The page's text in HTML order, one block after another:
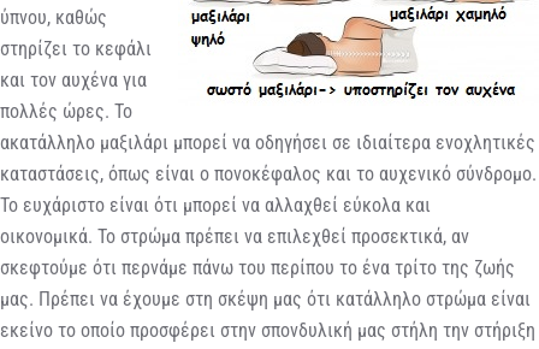
ύπνου, καθώς
στηρίζει το κεφάλι
και τον αυχένα για
πολλές ώρες. Το
ακατάλληλο μαξιλάρι μπορεί να οδηγήσει σε ιδιαίτερα ενοχλητικές
καταστάσεις, όπως είναι ο πονοκέφαλος και το αυχενικό σύνδρομο.
Το ευχάριστο είναι ότι μπορεί να αλλαχθεί εύκολα και
οικονομικά. Το στρώμα πρέπει να επιλεχθεί προσεκτικά, αν
σκεφτούμε ότι περνάμε πάνω του περίπου το ένα τρίτο της ζωής
μας. Πρέπει να έχουμε στη σκέψη μας ότι κατάλληλο στρώμα είναι
εκείνο το οποίο προσφέρει στην σπονδυλική μας στήλη την στήριξη